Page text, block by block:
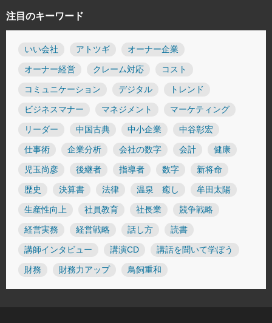
注目のキーワード
いい会社 アトツギ オーナー企業
オーナー経営 クレーム対応 コスト
コミュニケーション デジタル トレンド
ビジネスマナー マネジメント マーケティング
リーダー 中国古典 中小企業 中谷彰宏
仕事術 企業分析 会社の数字 会計 健康
児玉尚彦 後継者 指導者 数字 新将命
歴史 決算書 法律 温泉 癒し 牟田太陽
生産性向上 社員教育 社長業 競争戦略
経営実務 経営戦略 話し方 読書
講師インタビュー 講演CD 講話を聞いて学ぼう
財務 財務力アップ 鳥飼重和